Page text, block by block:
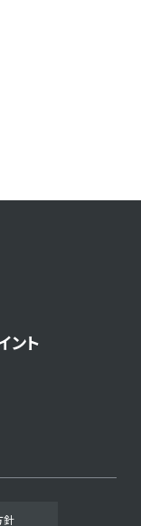
ント
針